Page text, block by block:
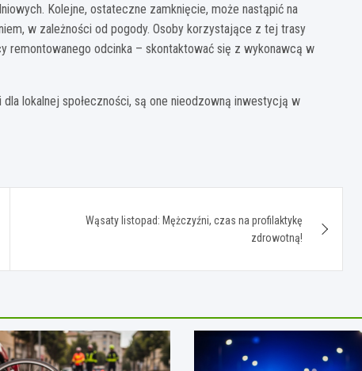
Kolejne, ostateczne zamknięcie, może nastąpić na
w zależności od pogody. Osoby korzystające z tej trasy
remontowanego odcinka – skontaktować się z wykonawcą w
lokalnej społeczności, są one nieodzowną inwestycją w
Wąsaty listopad: Mężczyźni, czas na profilaktykę
zdrowotną!